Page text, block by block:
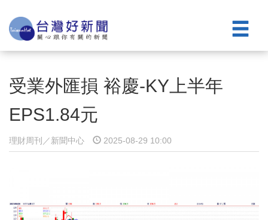
受業外匯損 裕慶-KY上半年
EPS1.84元
理財周刊／新聞中心 2025-08-29 10:00